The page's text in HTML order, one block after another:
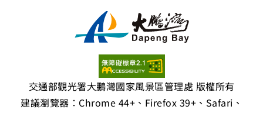
交通部觀光署大鵬灣國家風景區管理處 版權所有
建議瀏覽器：Chrome 44+、Firefox 39+、Safari、